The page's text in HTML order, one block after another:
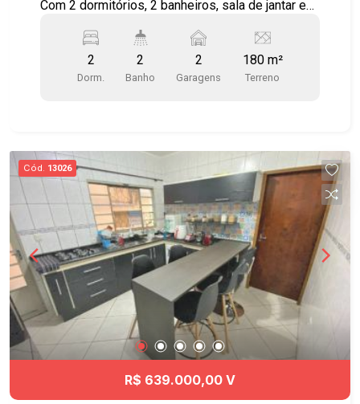
Com 2 dormitórios, 2 banheiros, sala de jantar e
churrasqueira e área de convivência - 2 vagas de
garagem.2
Dorm.
2
Banho
2
Garagens
180 m²
Terreno
Cód. 13026
R$ 639.000,00 V